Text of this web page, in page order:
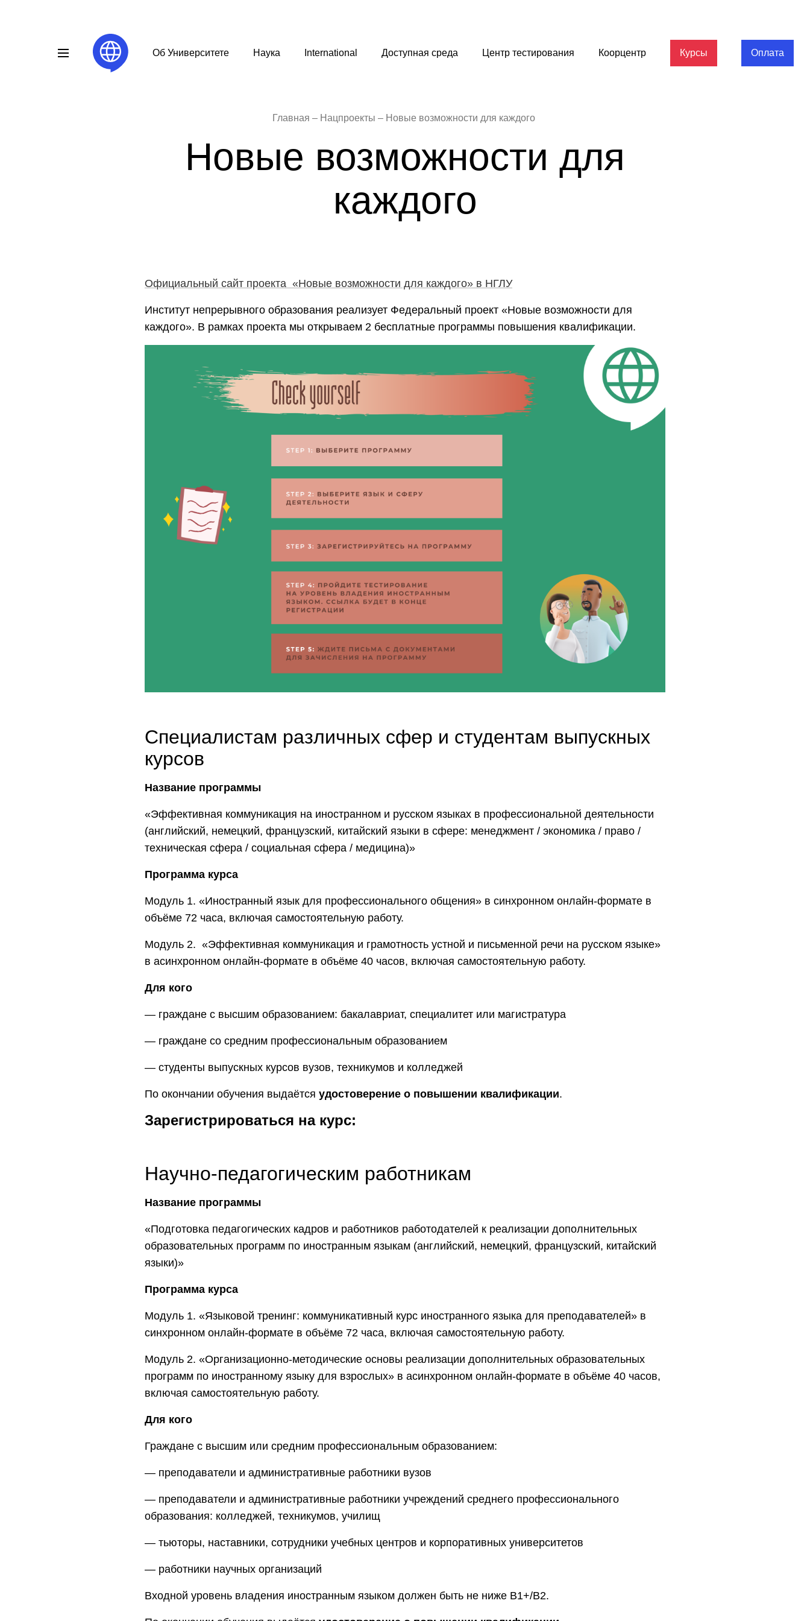
Об Университете Наука International Доступная среда Центр тестирования Коорцентр Курсы Оплата
Главная Нацпроекты Новые возможности для каждого
Новые возможности для
каждого
Официальный сайт проекта «Новые возможности для каждого» в НГЛУ
Институт непрерывного образования реализует Федеральный проект «Новые возможности для
каждого». В рамках проекта мы открываем 2 бесплатные программы повышения квалификации.
Специалистам различных сфер и студентам выпускных
курсов
Название программы
«Эффективная коммуникация на иностранном и русском языках в профессиональной деятельности
(английский, немецкий, французский, китайский языки в сфере: менеджмент / экономика / право /
техническая сфера / социальная сфера / медицина)»
Программа курса
Модуль 1. «Иностранный язык для профессионального общения» в синхронном онлайн-формате в
объёме 72 часа, включая самостоятельную работу.
Модуль 2. «Эффективная коммуникация и грамотность устной и письменной речи на русском языке»
в асинхронном онлайн-формате в объёме 40 часов, включая самостоятельную работу.
Для кого
― граждане с высшим образованием: бакалавриат, специалитет или магистратура
― граждане со средним профессиональным образованием
― студенты выпускных курсов вузов, техникумов и колледжей
По окончании обучения выдаётся удостоверение о повышении квалификации.
Зарегистрироваться на курс:
Научно-педагогическим работникам
Название программы
«Подготовка педагогических кадров и работников работодателей к реализации дополнительных
образовательных программ по иностранным языкам (английский, немецкий, французский, китайский
языки)»
Программа курса
Модуль 1. «Языковой тренинг: коммуникативный курс иностранного языка для преподавателей» в
синхронном онлайн-формате в объёме 72 часа, включая самостоятельную работу.
Модуль 2. «Организационно-методические основы реализации дополнительных образовательных
программ по иностранному языку для взрослых» в асинхронном онлайн-формате в объёме 40 часов,
включая самостоятельную работу.
Для кого
Граждане с высшим или средним профессиональным образованием:
― преподаватели и административные работники вузов
― преподаватели и административные работники учреждений среднего профессионального
образования: колледжей, техникумов, училищ
― тьюторы, наставники, сотрудники учебных центров и корпоративных университетов
— работники научных организаций
Входной уровень владения иностранным языком должен быть не ниже В1+/B2.